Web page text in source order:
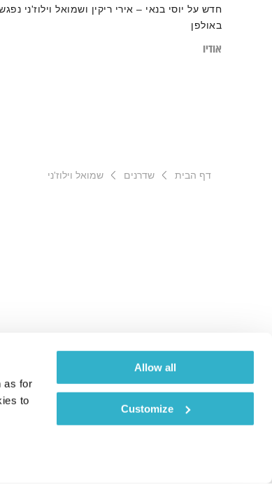
as for
to
Allow all
Customize
חדש על יוסי בנאי – אירי ריקין ושמואל וילוז'ני
באולפן
אודיו
דף הבית שדרנים שמואל וילוז'ני